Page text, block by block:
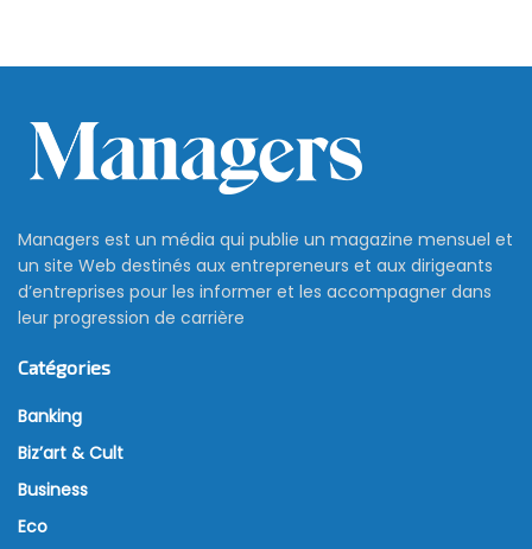
Managers est un média qui publie un magazine mensuel et
un site Web destinés aux entrepreneurs et aux dirigeants
d’entreprises pour les informer et les accompagner dans
leur progression de carrière
Catégories
Banking
Biz’art & Cult
Business
Eco